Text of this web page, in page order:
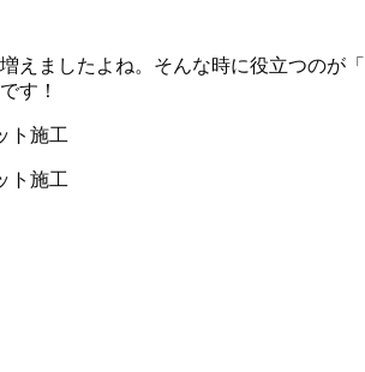
えましたよね。そんな時に役立つのが
す！